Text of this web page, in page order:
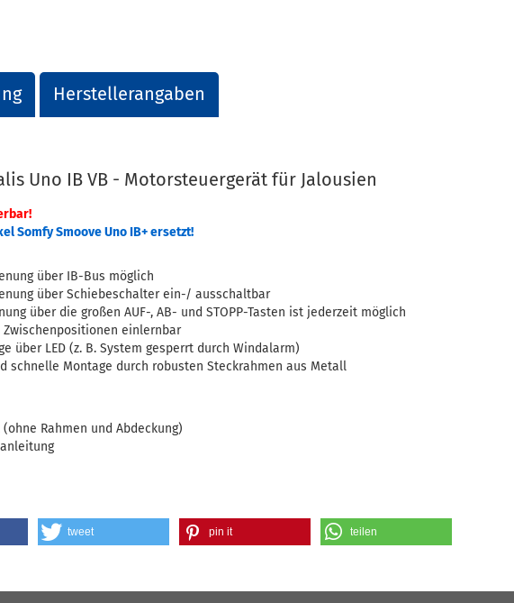
Herstellerangaben
Uno IB VB - Motorsteuergerät für Jalousien
Somfy Smoove Uno IB+ersetzt!
über IB-Bus möglich
über Schiebeschalter ein-/ ausschaltbar
über die großen AUF-, AB- und STOPP-Tasten ist jederzeit möglich
einlernbar
über LED (z. B. System gesperrt durch Windalarm)
schnelle Montage durch robusten Steckrahmen aus Metall
Rahmen und Abdeckung)
tweet pin it teilen